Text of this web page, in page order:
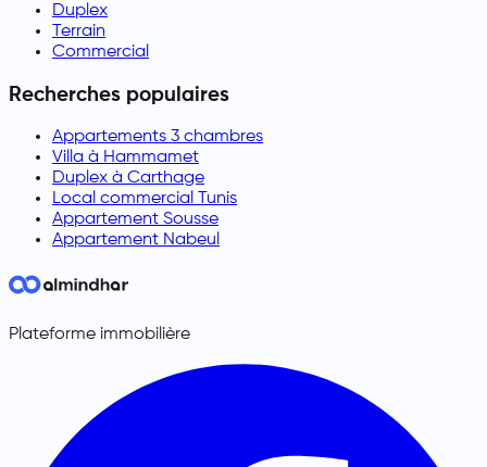
Duplex
Terrain
Commercial
Recherches populaires
Appartements 3 chambres
Villa à Hammamet
Duplex à Carthage
Local commercial Tunis
Appartement Sousse
Appartement Nabeul
Plateforme immobilière